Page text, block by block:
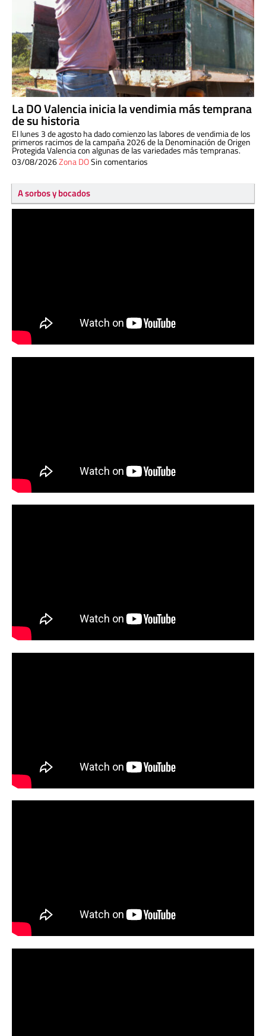
La DO Valencia inicia la vendimia más temprana
de su historia
El lunes 3 de agosto ha dado comienzo las labores de vendimia de los
primeros racimos de la campaña 2026 de la Denominación de Origen
Protegida Valencia con algunas de las variedades más tempranas.
03/08/2026Zona DOSin comentarios
A sorbos y bocados